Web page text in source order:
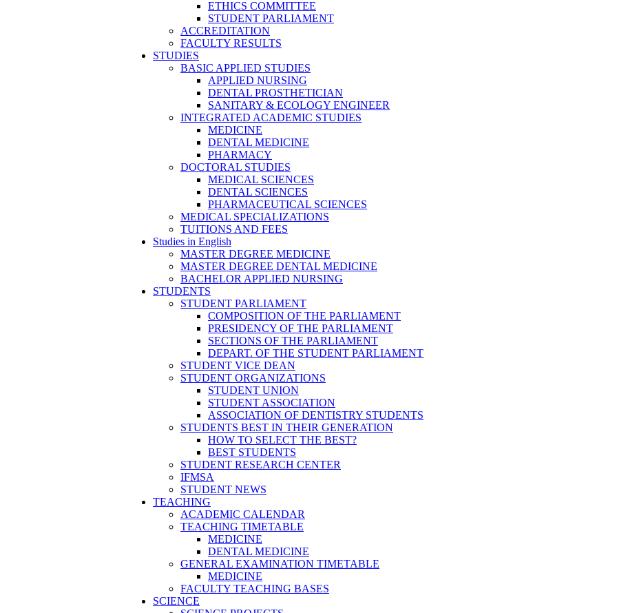
ETHICS COMMITTEE
STUDENT PARLIAMENT
ACCREDITATION
FACULTY RESULTS
STUDIES
BASIC APPLIED STUDIES
APPLIED NURSING
DENTAL PROSTHETICIAN
SANITARY & ECOLOGY ENGINEER
INTEGRATED ACADEMIC STUDIES
MEDICINE
DENTAL MEDICINE
PHARMACY
DOCTORAL STUDIES
MEDICAL SCIENCES
DENTAL SCIENCES
PHARMACEUTICAL SCIENCES
MEDICAL SPECIALIZATIONS
TUITIONS AND FEES
Studies in English
MASTER DEGREE MEDICINE
MASTER DEGREE DENTAL MEDICINE
BACHELOR APPLIED NURSING
STUDENTS
STUDENT PARLIAMENT
COMPOSITION OF THE PARLIAMENT
PRESIDENCY OF THE PARLIAMENT
SECTIONS OF THE PARLIAMENT
DEPART. OF THE STUDENT PARLIAMENT
STUDENT VICE DEAN
STUDENT ORGANIZATIONS
STUDENT UNION
STUDENT ASSOCIATION
ASSOCIATION OF DENTISTRY STUDENTS
STUDENTS BEST IN THEIR GENERATION
HOW TO SELECT THE BEST?
BEST STUDENTS
STUDENT RESEARCH CENTER
IFMSA
STUDENT NEWS
TEACHING
ACADEMIC CALENDAR
TEACHING TIMETABLE
MEDICINE
DENTAL MEDICINE
GENERAL EXAMINATION TIMETABLE
MEDICINE
FACULTY TEACHING BASES
SCIENCE